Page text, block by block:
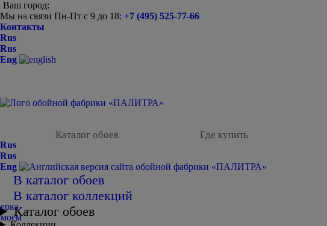
Ваш город:
Мы на связи Пн-Пт с 9 до 18: +7 (495) 525-77-66
Контакты
Rus
Rus
Eng
Каталог обоев Где купить
Rus
Rus
Eng
В каталог обоев
В каталог коллекций
Каталог обоев
-